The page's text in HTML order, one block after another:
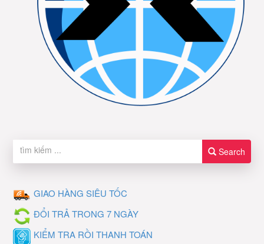
Search
GIAO HÀNG SIÊU TỐC
ĐỔI TRẢ TRONG 7 NGÀY
KIỂM TRA RỒI THANH TOÁN